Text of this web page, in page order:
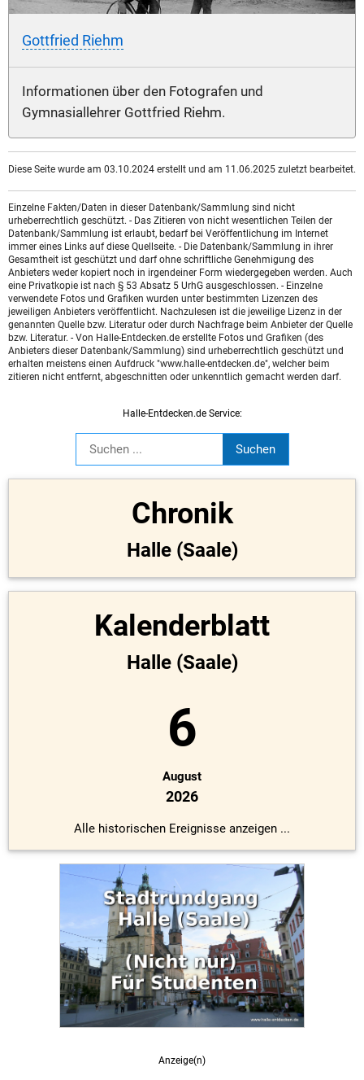
Gottfried Riehm
Informationen über den Fotografen und
Gymnasiallehrer Gottfried Riehm.
Diese Seite wurde am 03.10.2024 erstellt und am 11.06.2025 zuletzt bearbeitet.
Einzelne Fakten/Daten in dieser Datenbank/Sammlung sind nicht
urheberrechtlich geschützt. - Das Zitieren von nicht wesentlichen Teilen der
Datenbank/Sammlung ist erlaubt, bedarf bei Veröffentlichung im Internet
immer eines Links auf diese Quellseite. - Die Datenbank/Sammlung in ihrer
Gesamtheit ist geschützt und darf ohne schriftliche Genehmigung des
Anbieters weder kopiert noch in irgendeiner Form wiedergegeben werden. Auch
eine Privatkopie ist nach § 53 Absatz 5 UrhG ausgeschlossen. - Einzelne
verwendete Fotos und Grafiken wurden unter bestimmten Lizenzen des
jeweiligen Anbieters veröffentlicht. Nachzulesen ist die jeweilige Lizenz in der
genannten Quelle bzw. Literatur oder durch Nachfrage beim Anbieter der Quelle
bzw. Literatur. - Von Halle-Entdecken.de erstellte Fotos und Grafiken (des
Anbieters dieser Datenbank/Sammlung) sind urheberrechtlich geschützt und
erhalten meistens einen Aufdruck "www.halle-entdecken.de", welcher beim
zitieren nicht entfernt, abgeschnitten oder unkenntlich gemacht werden darf.
Halle-Entdecken.de Service:
Chronik
Halle (Saale)
Kalenderblatt
Halle (Saale)
6
August
2026
Alle historischen Ereignisse anzeigen ...
Anzeige(n)